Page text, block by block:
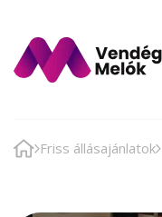
Friss állásajánlatok